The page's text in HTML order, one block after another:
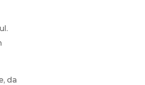
da